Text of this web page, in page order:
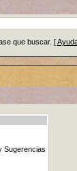
que buscar. [